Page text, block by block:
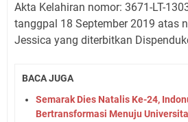
Akta Kelahiran nomor: 3671-LT-
tanggpal 18 September 2019 atas
Jessica yang diterbitkan
BACA JUGA
Semarak Dies Natalis Ke-24,
Bertransformasi Menuju